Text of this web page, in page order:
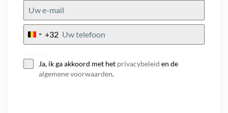
Belgium
+32
Ja, ik ga akkoord met het privacybeleid en de
algemene voorwaarden.